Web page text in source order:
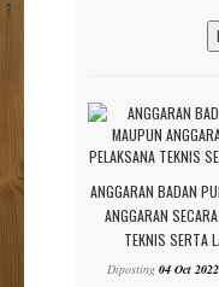
ANGGARAN BADAN
ANGGARAN
TEKNIS SERTA
Diposting 04 Oct 2022